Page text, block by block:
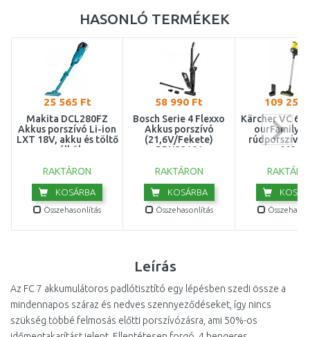
HASONLÓ TERMÉKEK
25 565 Ft
Makita DCL280FZ
Akkus porszívó Li-ion
LXT 18V, akku és töltő
nélkül
RAKTÁRON
KOSÁRBA
Összehasonlítás
58 990 Ft
Bosch Serie 4 Flexxo
Akkus porszívó
(21,6V/Fekete)
BBH32101
RAKTÁRON
KOSÁRBA
Összehasonlítás
109 256
Kärcher VC 6
ourFamily
rúdporszívó
660.0
Leírás
Az FC 7 akkumulátoros padlótisztító egy lépésben szedi össze a
mindennapos száraz és nedves szennyeződéseket, így nincs
szükség többé felmosás előtti porszívózásra, ami 50%-os